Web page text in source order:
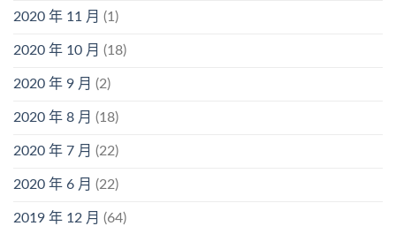
2020 年 11 月 (1)
2020 年 10 月 (18)
2020 年 9 月 (2)
2020 年 8 月 (18)
2020 年 7 月 (22)
2020 年 6 月 (22)
2019 年 12 月 (64)